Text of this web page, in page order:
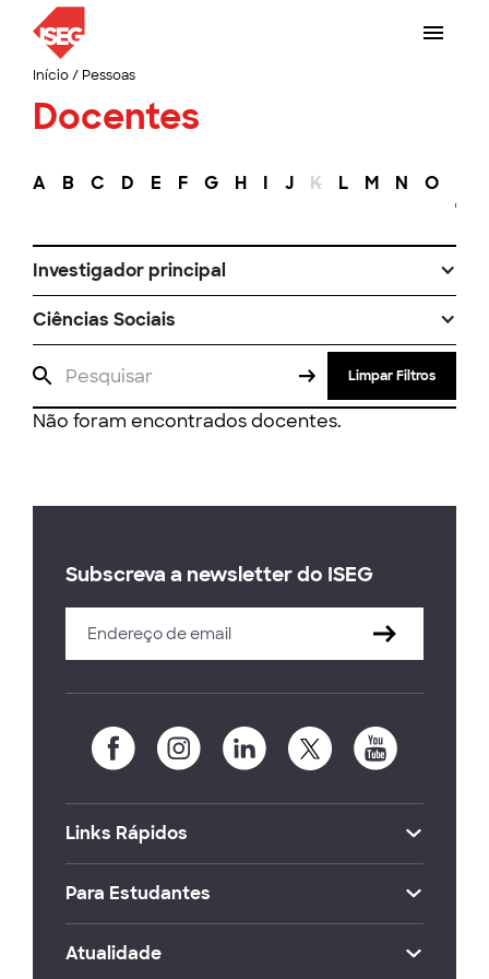
Início/ Pessoas
Docentes
A B C D E F G H I J K L M N O
Investigador principal
Ciências Sociais
Limpar Filtros
Não foram encontrados docentes.
Subscreva a newsletter do ISEG
Links Rápidos
Para Estudantes
Atualidade